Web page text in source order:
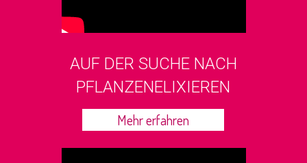
AUF DER SUCHE NACH
PFLANZENELIXIEREN
Mehr erfahren